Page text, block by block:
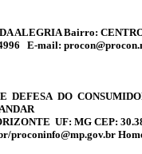
ALEGRIA Bairro:
E-mail:
DEFESA DO
UF: MG CEP:
proconinfo@mp.gov.br